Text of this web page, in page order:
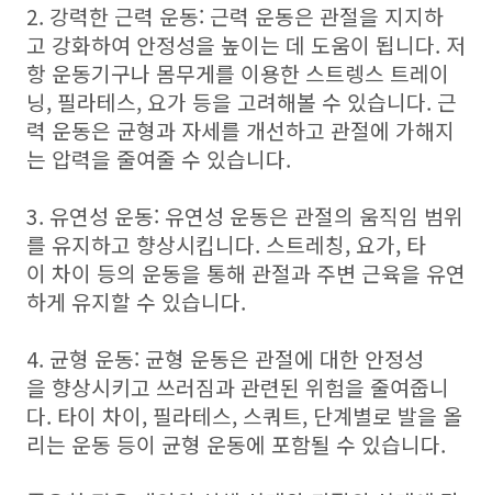
2. 강력한 근력 운동: 근력 운동은 관절을 지지하
고 강화하여 안정성을 높이는 데 도움이 됩니다. 저
항 운동기구나 몸무게를 이용한 스트렝스 트레이
닝, 필라테스, 요가 등을 고려해볼 수 있습니다. 근
력 운동은 균형과 자세를 개선하고 관절에 가해지
는 압력을 줄여줄 수 있습니다.
3. 유연성 운동: 유연성 운동은 관절의 움직임 범위
를 유지하고 향상시킵니다. 스트레칭, 요가, 타
이 차이 등의 운동을 통해 관절과 주변 근육을 유연
하게 유지할 수 있습니다.
4. 균형 운동: 균형 운동은 관절에 대한 안정성
을 향상시키고 쓰러짐과 관련된 위험을 줄여줍니
다. 타이 차이, 필라테스, 스쿼트, 단계별로 발을 올
리는 운동 등이 균형 운동에 포함될 수 있습니다.